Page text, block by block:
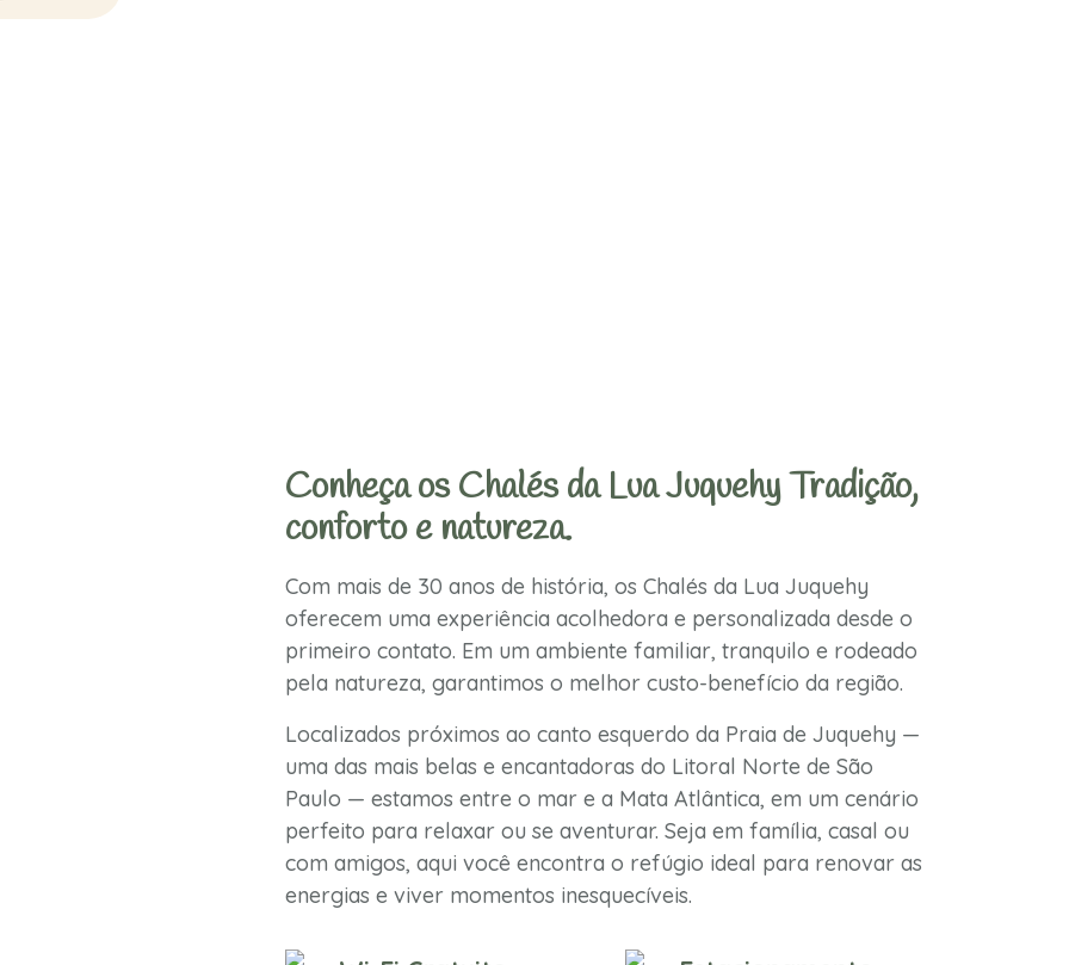
Conheça os Chalés da Lua Juquehy Tradição,
conforto e natureza.
Com mais de 30 anos de história, os Chalés da Lua Juquehy
oferecem uma experiência acolhedora e personalizada desde o
primeiro contato. Em um ambiente familiar, tranquilo e rodeado
pela natureza, garantimos o melhor custo-benefício da região.
Localizados próximos ao canto esquerdo da Praia de Juquehy —
uma das mais belas e encantadoras do Litoral Norte de São
Paulo — estamos entre o mar e a Mata Atlântica, em um cenário
perfeito para relaxar ou se aventurar. Seja em família, casal ou
com amigos, aqui você encontra o refúgio ideal para renovar as
energias e viver momentos inesquecíveis.